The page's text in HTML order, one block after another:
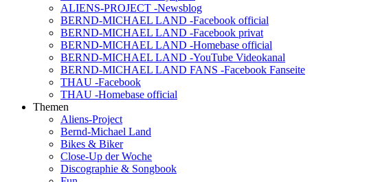
ALIENS-PROJECT -Newsblog
BERND-MICHAEL LAND -Facebook official
BERND-MICHAEL LAND -Facebook privat
BERND-MICHAEL LAND -Homebase official
BERND-MICHAEL LAND -YouTube Videokanal
BERND-MICHAEL LAND FANS -Facebook Fanseite
THAU -Facebook
THAU -Homebase official
Themen
Aliens-Project
Bernd-Michael Land
Bikes & Biker
Close-Up der Woche
Discographie & Songbook